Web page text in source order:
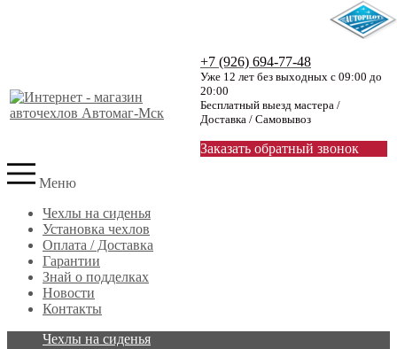
+7 (926) 694-77-48
Уже 12 лет без выходных с 09:00 до
20:00
Бесплатный выезд мастера /
Доставка / Самовывоз
Заказать обратный звонок
Меню
Чехлы на сиденья
Установка чехлов
Оплата / Доставка
Гарантии
Знай о подделках
Новости
Контакты
Чехлы на сиденья